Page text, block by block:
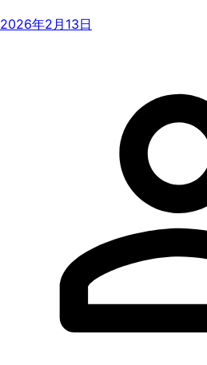
2026年2月13日